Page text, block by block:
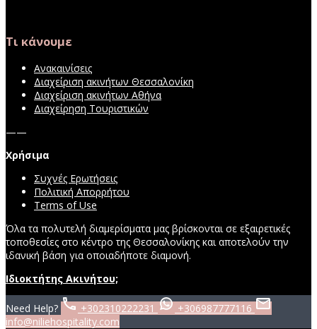
Τι κάνουμε
Ανακαινίσεις
Διαχείριση ακινήτων Θεσσαλονίκη
Διαχείριση ακινήτων Αθήνα
Διαχείρηση Τουριστικών
——
Χρήσιμα
Συχνές Ερωτήσεις
Πολιτική Απορρήτου
Terms of Use
Όλα τα πολυτελή διαμερίσματα μας βρίσκονται σε εξαιρετικές
τοποθεσίες στο κέντρο της Θεσσαλονίκης και αποτελούν την
ιδανική βάση για οποιαδήποτε διαμονή.
Ιδιοκτήτης Ακινήτου;
Need Help? +302310222231
+306987777116
info@niliehospitality.com